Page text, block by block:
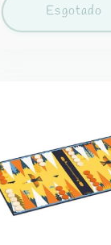
Esgotado